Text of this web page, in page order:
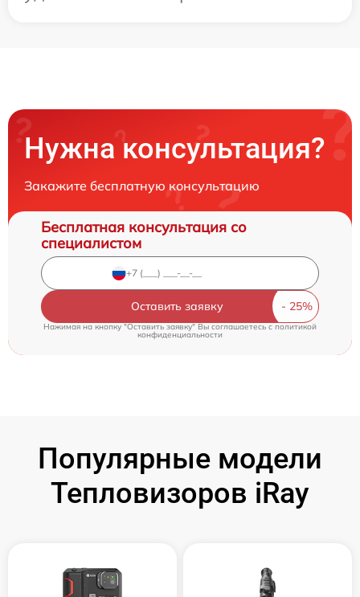
Нужна консультация?
Закажите бесплатную консультацию
Бесплатная консультация со
специалистом
Оставить заявку
Нажимая на кнопку "Оставить заявку" Вы соглашаетесь cполитикой
конфиденциальности
Популярные модели
Тепловизоров iRay